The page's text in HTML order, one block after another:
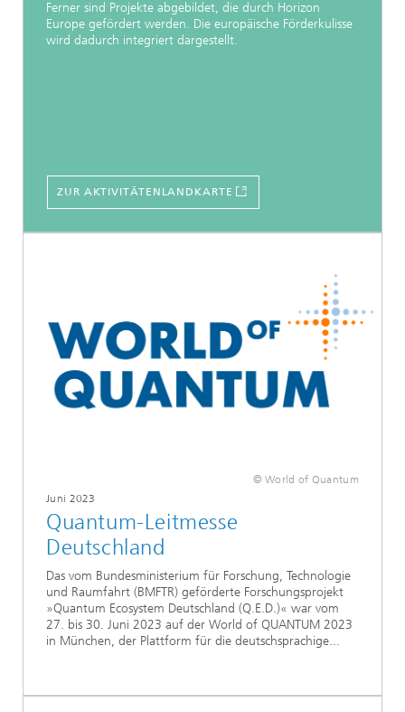
Ferner sind Projekte abgebildet, die durch Horizon
Europe gefördert werden. Die europäische Förderkulisse
wird dadurch integriert dargestellt.
ZUR AKTIVITÄTENLANDKARTE
© World of Quantum
Juni 2023
Quantum-Leitmesse
Deutschland
Das vom Bundesministerium für Forschung, Technologie
und Raumfahrt (BMFTR) geförderte Forschungsprojekt
»Quantum Ecosystem Deutschland (Q.E.D.)« war vom
27. bis 30. Juni 2023 auf der World of QUANTUM 2023
in München, der Plattform für die deutschsprachige...